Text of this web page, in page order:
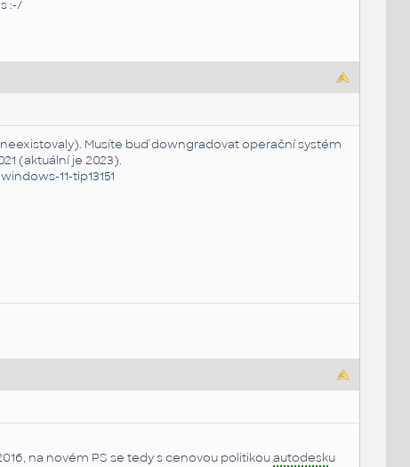
:-/
Musíte buď downgradovat operační systém
(aktuální je 2023).
11-tip13151
na novém PS se tedy s cenovou politikouautodesku